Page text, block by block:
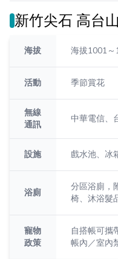
新竹尖石 高台
海拔 海拔1001～
活動 季節賞花
無線
通訊
中華電信、
設施 戲水池、冰
浴廁
分區浴廁，
椅、沐浴髮
寵物
政策
自搭帳可攜
帳內／室內